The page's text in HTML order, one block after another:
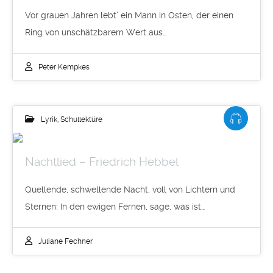
Vor grauen Jahren lebt’ ein Mann in Osten, der einen
Ring von unschätzbarem Wert aus…
Peter Kempkes
Lyrik, Schullektüre
Nachtlied – Friedrich Hebbel
Quellende, schwellende Nacht, voll von Lichtern und
Sternen: In den ewigen Fernen, sage, was ist…
Juliane Fechner